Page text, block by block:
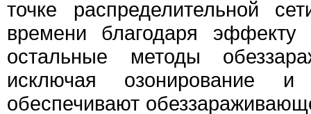
точке распределительной
времени благодаря эффекту
остальные методы
исключая озонирование и
обеспечивают